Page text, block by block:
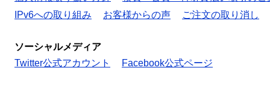
IPv6への取り組み
お客様からの声 ご注文の取り消し
ソーシャルメディア
Twitter公式アカウント
Facebook公式ページ